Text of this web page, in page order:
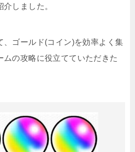
しました。
、ゴールド(コイン)を効率よく集
ムの攻略に役立てていただきた